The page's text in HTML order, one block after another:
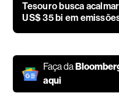
Tesouro busca
US$ 35 bi em
Faça da
aqui